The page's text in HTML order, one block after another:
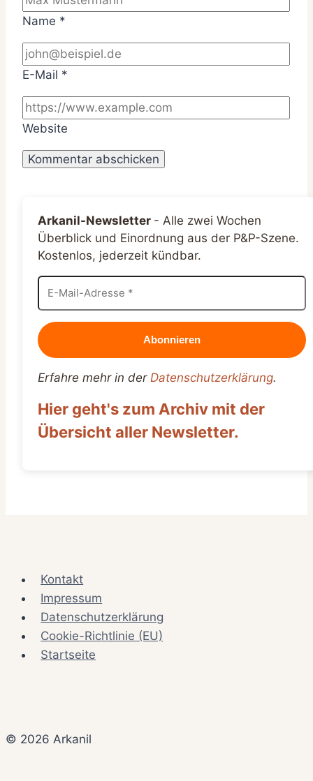
Name *
E-Mail *
Website
Arkanil-Newsletter - Alle zwei Wochen
Überblick und Einordnung aus der P&P-Szene.
Kostenlos, jederzeit kündbar.
Erfahre mehr in der Datenschutzerklärung.
Hier geht's zum Archiv mit der
Übersicht aller Newsletter.
Kontakt
Impressum
Datenschutzerklärung
Cookie-Richtlinie (EU)
Startseite
© 2026 Arkanil